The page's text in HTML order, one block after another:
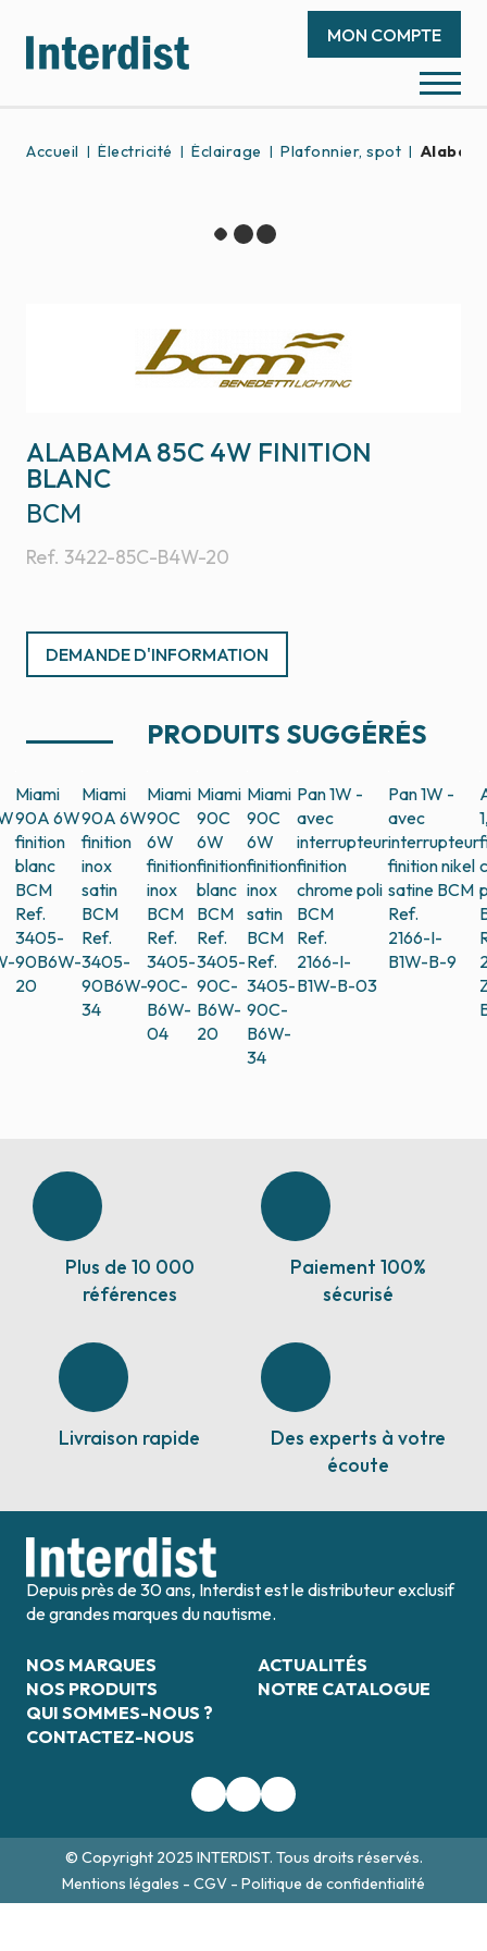
MON COMPTE
Accueil Électricité Éclairage Plafonnier, spot
ALABAMA 85C 4W FINITION
BLANC
Ref. 3422-85C-B4W-20
BCM
DEMANDE D'INFORMATION
PRODUITS SUGGÉRÉS
Miami
90A 6W
finition
blanc
BCM
Ref.
3405-
90B6W-
20
Miami
90A 6W
finition
inox
satin
BCM
Ref.
3405-
90B6W-
34
Miami
90C
6W
finition
inox
BCM
Ref.
3405-
90C-
B6W-
04
Miami
90C
6W
finition
blanc
BCM
Ref.
3405-
90C-
B6W-
20
Miami
90C
6W
finition
inox
satin
BCM
Ref.
3405-
90C-
B6W-
34
Pan 1W -
avec
interrupteur
finition
chrome poli
BCM
Ref.
2166-I-
B1W-B-03
Pan 1W -
avec
interrupteur
finition nikel
satine BCM
Ref.
2166-I-
B1W-B-9
Plus de 10 000
références
Paiement 100%
sécurisé
Livraison rapide
Des experts à votre
écoute
Depuis près de 30 ans, Interdist est le distributeur exclusif
de grandes marques du nautisme.
NOS MARQUES
NOS PRODUITS
QUI SOMMES-NOUS ?
CONTACTEZ-NOUS
ACTUALITÉS
NOTRE CATALOGUE
© Copyright 2025 INTERDIST. Tous droits réservés.
Mentions légales - CGV - Politique de confidentialité